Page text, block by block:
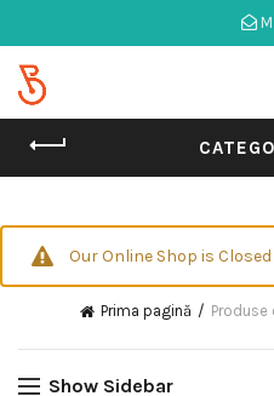
Our Online Shop is Closed
Prima pagină
Show Sidebar